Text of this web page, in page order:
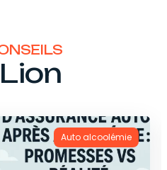
Auto alcoolémie